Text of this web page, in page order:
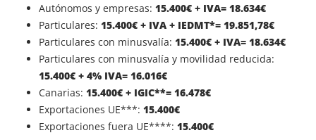
Autónomos y empresas: 15.400€ + IVA= 18.634€
Particulares: 15.400€ + IVA + IEDMT*= 19.851,78€
Particulares con minusvalía: 15.400€ + IVA= 18.634€
Particulares con minusvalía y movilidad reducida:
15.400€ + 4% IVA= 16.016€
Canarias: 15.400€ + IGIC**= 16.478€
Exportaciones UE***: 15.400€
Exportaciones fuera UE****: 15.400€